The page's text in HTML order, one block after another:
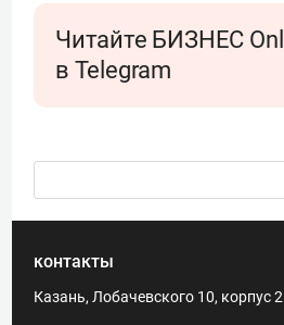
Читайте БИЗНЕС
в Telegram
контакты
Казань, Лобачевского 10, корпус 2